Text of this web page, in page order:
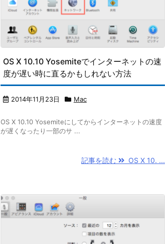
OS X 10.10 Yosemiteでインターネットの速
度が遅い時に直るかもしれない方法
2014年11月23日 Mac
OS X 10.10 Yosemiteにしてからインターネットの速度
が遅くなったり一部のサ ...
記事を読む OS X 10. ...